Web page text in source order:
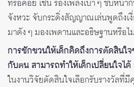
ที่รอคอย เช่น ร้องเพลงเบา ๆ ซบหน้า
จังหวะ จับกระดิ่งสัญญาณเล่นพูดถึงเ
มาดัง ๆ มองเพดานและอธิษฐานหรือ
การชักชวนให้เด็กคิดถึงการตัดสินใ
กับตน สามารถทำให้เด็กเปลี่ยนใจได้
ในงานวิจัยตัดสินใจเลือกรับรางวัลที่